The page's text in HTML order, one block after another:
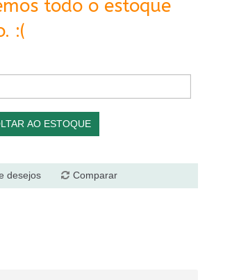
todo o estoque
:(
AO ESTOQUE
desejos Comparar